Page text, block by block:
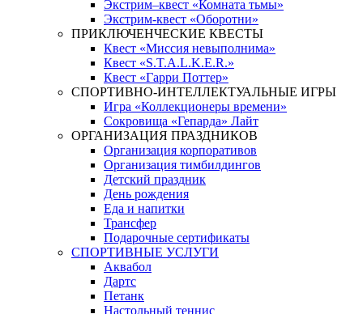
Экстрим–квест «Комната тьмы»
Экстрим-квест «Оборотни»
ПРИКЛЮЧЕНЧЕСКИЕ КВЕСТЫ
Квест «Миссия невыполнима»
Квест «S.T.A.L.K.E.R.»
Квест «Гарри Поттер»
СПОРТИВНО-ИНТЕЛЛЕКТУАЛЬНЫЕ ИГРЫ
Игра «Коллекционеры времени»
Сокровища «Гепарда» Лайт
ОРГАНИЗАЦИЯ ПРАЗДНИКОВ
Организация корпоративов
Организация тимбилдингов
Детский праздник
День рождения
Еда и напитки
Трансфер
Подарочные сертификаты
СПОРТИВНЫЕ УСЛУГИ
Аквабол
Дартс
Петанк
Настольный теннис